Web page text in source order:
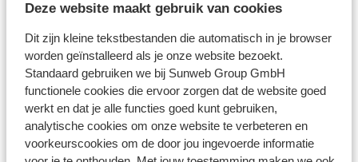
Deze website maakt gebruik van cookies
Dit zijn kleine tekstbestanden die automatisch in je browser
worden geïnstalleerd als je onze website bezoekt.
Standaard gebruiken we bij Sunweb Group GmbH
functionele cookies die ervoor zorgen dat de website goed
werkt en dat je alle functies goed kunt gebruiken,
analytische cookies om onze website te verbeteren en
voorkeurscookies om de door jou ingevoerde informatie
Voltage:
Het voltage is net als in Nederland 220 volt. Je hebt
geen verloopstekker nodig.
Reisdocumenten:
Je dient in het bezit te zijn van een geldig paspoort of
een geldige identiteitskaart.
Heb je niet de Nederlandse nationaliteit, dan is het